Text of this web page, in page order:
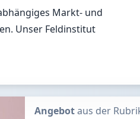
Markt- und
Unser Feldinstitut
Angebotaus der